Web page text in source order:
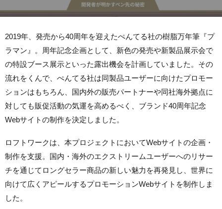
2019年、発売から40周年を迎えたぺんてる社の樹脂万年筆『プ
ラマン』。周年記念企画として、新色の発売や新製品展示会で
の特設ブース展示といった露出機会を計画していました。その
流れをくんで、ぺんてる社は同製品ユーザーに向けたプロモー
ションはもちろん、国内外の販売パートナーや同社海外拠点に
対しても販促活動の気運を高めるべく、ブランド40周年記念
Webサイトの制作を決定しました。
ロフトワークは、本プロジェクトにおいてWebサイトの企画・
制作を支援。国内・海外のエクストリームユーザーへのリサー
チを通じてロングセラー商品の新しい魅力を再発見し、世界に
向けて広くアピールするプロモーションWebサイトを制作しま
した。